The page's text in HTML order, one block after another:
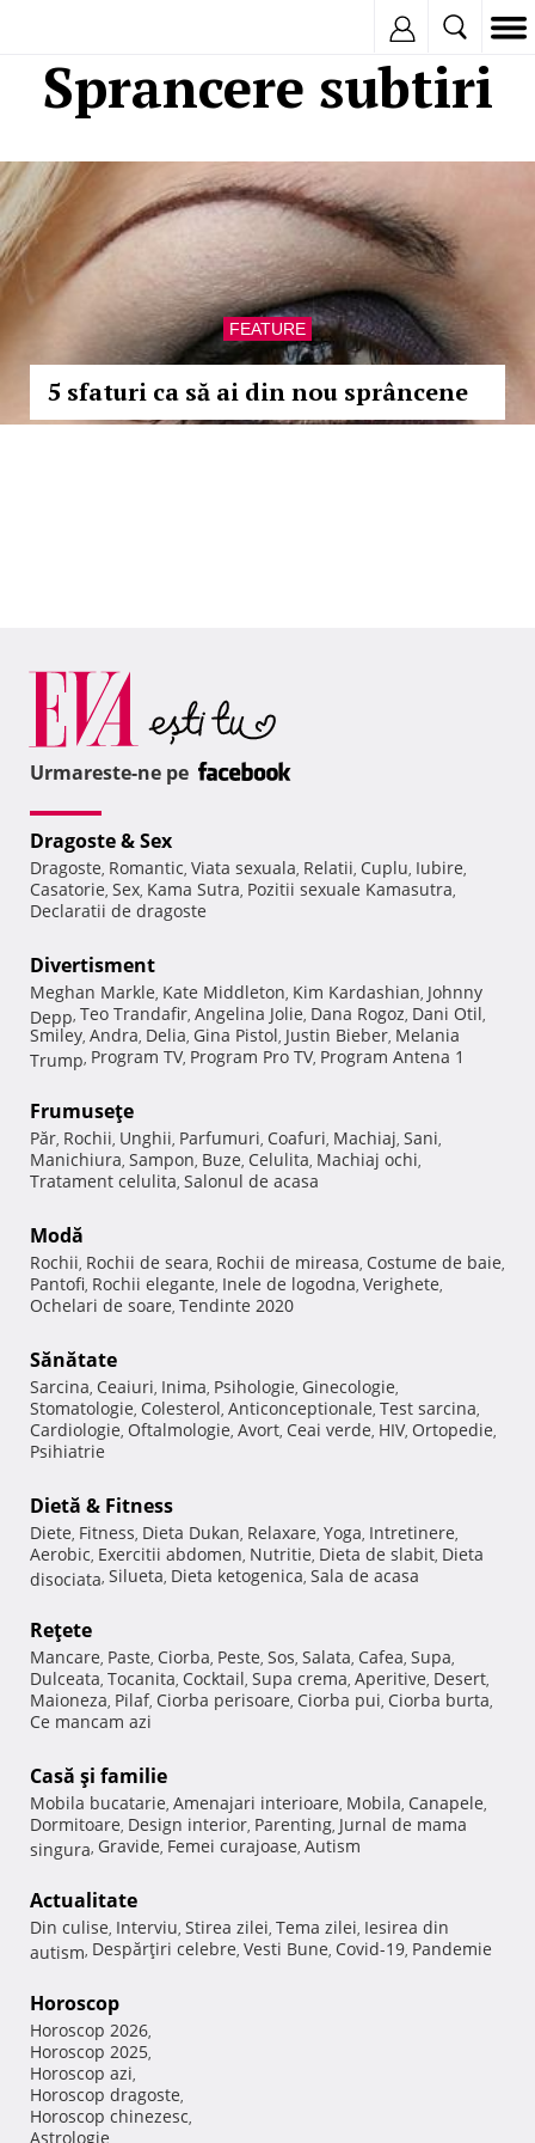
Sprancere subtiri
FEATURE
5 sfaturi ca să ai din nou sprâncene
Urmareste-ne pe
Dragoste & Sex
Dragoste, Romantic, Viata sexuala, Relatii, Cuplu, Iubire,
Casatorie, Sex, Kama Sutra, Pozitii sexuale Kamasutra,
Declaratii de dragoste
Divertisment
Meghan Markle, Kate Middleton, Kim Kardashian, Johnny
Depp, Teo Trandafir, Angelina Jolie, Dana Rogoz, Dani Otil,
Smiley, Andra, Delia, Gina Pistol, Justin Bieber, Melania
Trump, Program TV, Program Pro TV, Program Antena 1
Frumuseţe
Păr, Rochii, Unghii, Parfumuri, Coafuri, Machiaj, Sani,
Manichiura, Sampon, Buze, Celulita, Machiaj ochi,
Tratament celulita, Salonul de acasa
Modă
Rochii, Rochii de seara, Rochii de mireasa, Costume de baie,
Pantofi, Rochii elegante, Inele de logodna, Verighete,
Ochelari de soare, Tendinte 2020
Sănătate
Sarcina, Ceaiuri, Inima, Psihologie, Ginecologie,
Stomatologie, Colesterol, Anticonceptionale, Test sarcina,
Cardiologie, Oftalmologie, Avort, Ceai verde, HIV, Ortopedie,
Psihiatrie
Dietă & Fitness
Diete, Fitness, Dieta Dukan, Relaxare, Yoga, Intretinere,
Aerobic, Exercitii abdomen, Nutritie, Dieta de slabit, Dieta
disociata, Silueta, Dieta ketogenica, Sala de acasa
Reţete
Mancare, Paste, Ciorba, Peste, Sos, Salata, Cafea, Supa,
Dulceata, Tocanita, Cocktail, Supa crema, Aperitive, Desert,
Maioneza, Pilaf, Ciorba perisoare, Ciorba pui, Ciorba burta,
Ce mancam azi
Casă şi familie
Mobila bucatarie, Amenajari interioare, Mobila, Canapele,
Dormitoare, Design interior, Parenting, Jurnal de mama
singura, Gravide, Femei curajoase, Autism
Actualitate
Din culise, Interviu, Stirea zilei, Tema zilei, Iesirea din
autism, Despărţiri celebre, Vesti Bune, Covid-19, Pandemie
Horoscop
Horoscop 2026,
Horoscop 2025,
Horoscop azi,
Horoscop dragoste,
Horoscop chinezesc,
Astrologie